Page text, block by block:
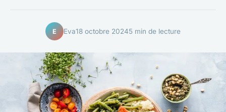
E Eva18 octobre 20245 min de lecture